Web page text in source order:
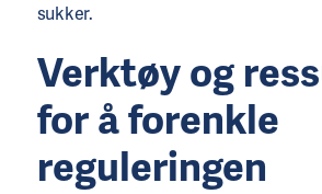
sukker.
Verktøy og
for å forenkle
reguleringen